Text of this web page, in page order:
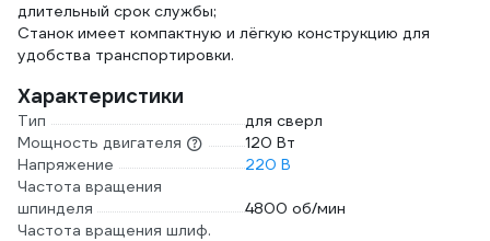
длительный срок службы;
Станок имеет компактную и лёгкую конструкцию для
удобства транспортировки.
Характеристики
Тип
для сверл
Мощность двигателя
120 Вт
Напряжение
220 В
Частота вращения
шпинделя
4800 об/мин
Частота вращения шлиф.